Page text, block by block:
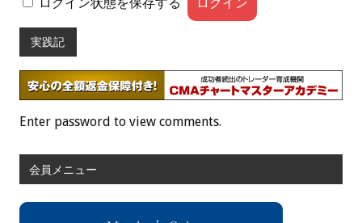
実践記
Enter password to view comments.
会員メニュー